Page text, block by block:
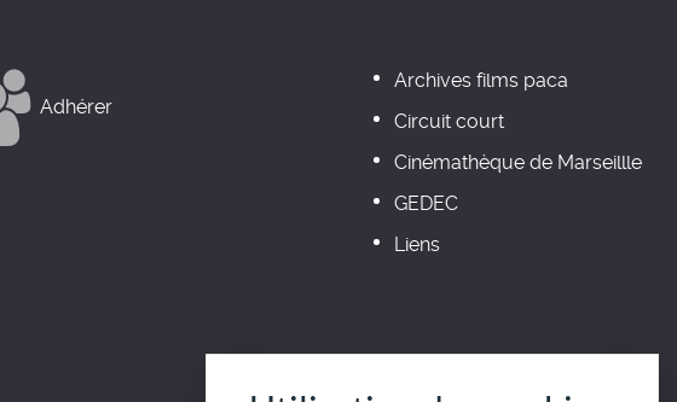
Adhérer
Archives films paca
Circuit court
Cinémathèque de Marseillle
GEDEC
Liens